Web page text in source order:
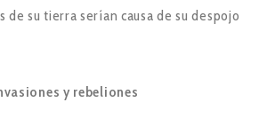
de su tierra serían causa de su despojo
y rebeliones